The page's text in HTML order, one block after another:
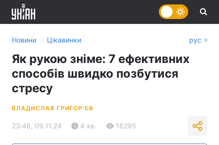
Новини › Цікавинки рус
Як рукою зніме: 7 ефективних
способів швидко позбутися
стресу
ВЛАДИСЛАВ ГРИГОР'ЄВ
23:46, 09.11.24 4 хв. 16295